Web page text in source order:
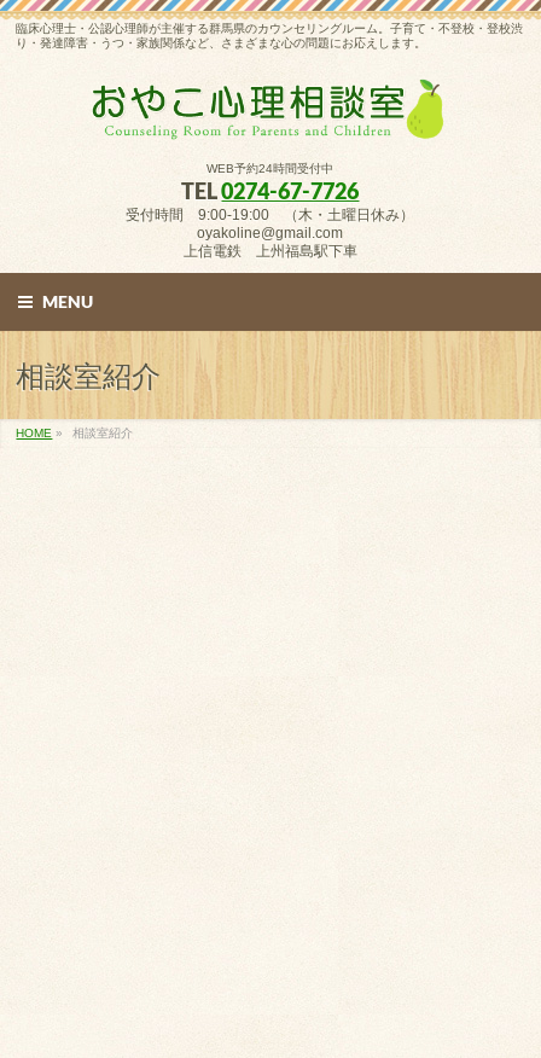
臨床心理士・公認心理師が主催する群馬県のカウンセリングルーム。子育て・不登校・登校渋
り・発達障害・うつ・家族関係など、さまざまな心の問題にお応えします。
WEB予約24時間受付中
TEL0274-67-7726
受付時間 9:00-19:00 （木・土曜日休み）
oyakoline@gmail.com
上信電鉄 上州福島駅下車
MENU
相談室紹介
HOME » 相談室紹介